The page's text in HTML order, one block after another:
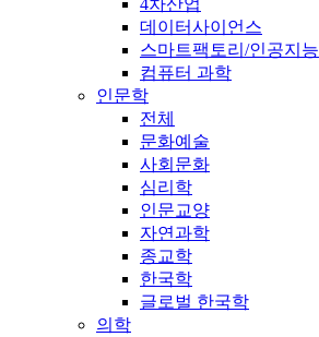
4차산업
데이터사이언스
스마트팩토리/인공지능
컴퓨터 과학
인문학
전체
문화예술
사회문화
심리학
인문교양
자연과학
종교학
한국학
글로벌 한국학
의학